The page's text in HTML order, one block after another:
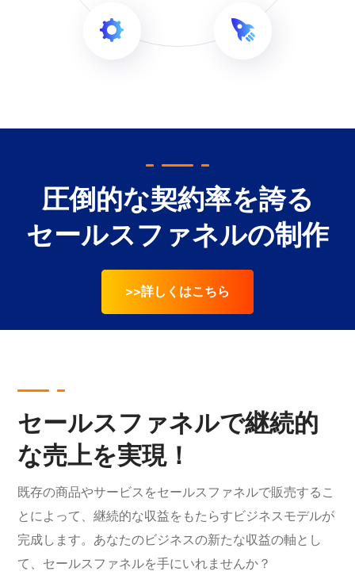
圧倒的な契約率を誇る
セールスファネルの制作
>>詳しくはこちら
セールスファネルで継続的
な売上を実現！
既存の商品やサービスをセールスファネルで販売するこ
とによって、継続的な収益をもたらすビジネスモデルが
完成します。あなたのビジネスの新たな収益の軸とし
て、セールスファネルを手にいれませんか？